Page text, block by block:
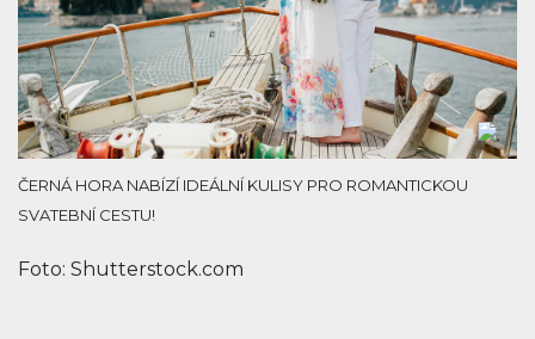
ČERNÁ HORA NABÍZÍ IDEÁLNÍ KULISY PRO ROMANTICKOU
SVATEBNÍ CESTU!
Foto: Shutterstock.com